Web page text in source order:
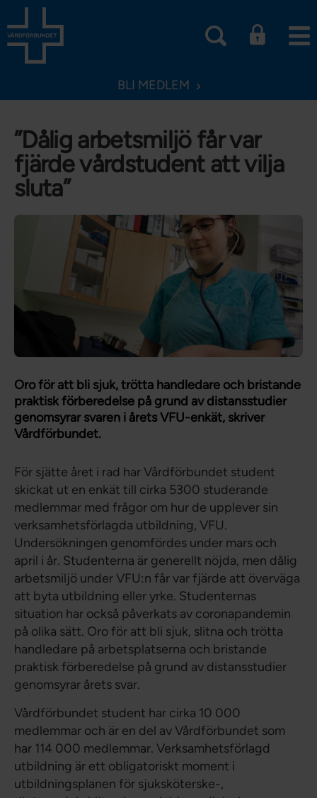
BLI MEDLEM
”Dålig arbetsmiljö får var
fjärde vårdstudent att vilja
sluta”
Oro för att bli sjuk, trötta handledare och bristande
praktisk förberedelse på grund av distansstudier
genomsyrar svaren i årets VFU-enkät, skriver
Vårdförbundet.
För sjätte året i rad har Vårdförbundet student
skickat ut en enkät till cirka 5300 studerande
medlemmar med frågor om hur de upplever sin
verksamhetsförlagda utbildning, VFU.
Undersökningen genomfördes under mars och
april i år. Studenterna är generellt nöjda, men dålig
arbetsmiljö under VFU:n får var fjärde att överväga
att byta utbildning eller yrke. Studenternas
situation har också påverkats av coronapandemin
på olika sätt. Oro för att bli sjuk, slitna och trötta
handledare på arbetsplatserna och bristande
praktisk förberedelse på grund av distansstudier
genomsyrar årets svar.
Vårdförbundet student har cirka 10 000
medlemmar och är en del av Vårdförbundet som
har 114 000 medlemmar. Verksamhetsförlagd
utbildning är ett obligatoriskt moment i
utbildningsplanen för sjuksköterske-,